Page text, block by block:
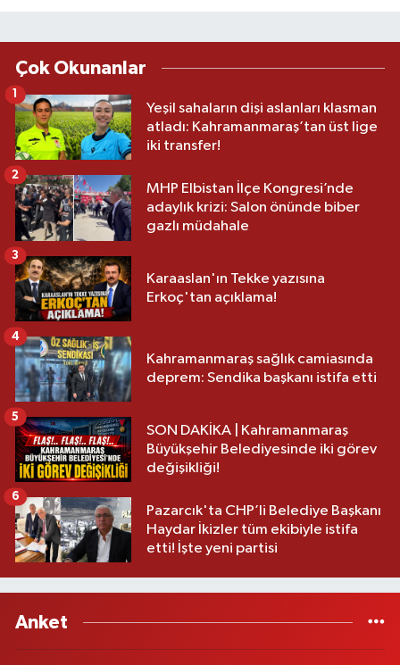
Çok Okunanlar
Yeşil sahaların dişi aslanları klasman
atladı: Kahramanmaraş’tan üst lige
iki transfer!
MHP Elbistan İlçe Kongresi’nde
adaylık krizi: Salon önünde biber
gazlı müdahale
2
Karaaslan'ın Tekke yazısına
Erkoç'tan açıklama!
3
Kahramanmaraş sağlık camiasında
deprem: Sendika başkanı istifa etti
4
SON DAKİKA | Kahramanmaraş
Büyükşehir Belediyesinde iki görev
değişikliği!
5
Pazarcık'ta CHP’li Belediye Başkanı
Haydar İkizler tüm ekibiyle istifa
etti! İşte yeni partisi
6
Anket